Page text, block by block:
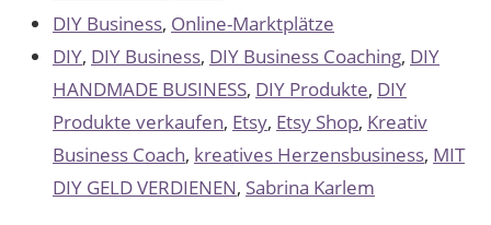
DIY Business, Online-Marktplätze
DIY, DIY Business, DIY Business Coaching, DIY
HANDMADE BUSINESS, DIY Produkte, DIY
Produkte verkaufen, Etsy, Etsy Shop, Kreativ
Business Coach, kreatives Herzensbusiness, MIT
DIY GELD VERDIENEN, Sabrina Karlem